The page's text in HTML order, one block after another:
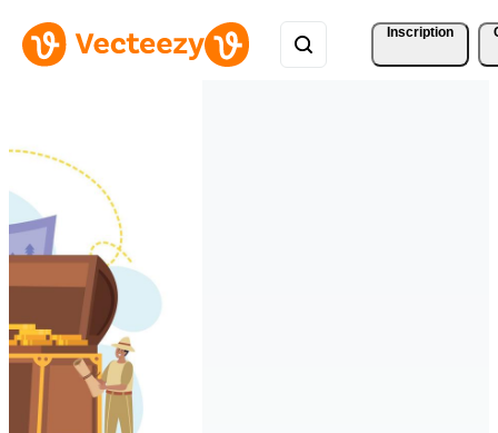
Inscription